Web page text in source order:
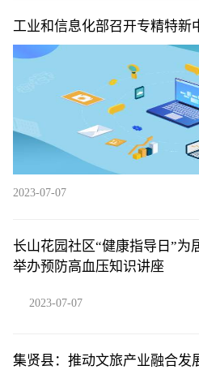
工业和信息化部召开专精特新
2023-07-07
长山花园社区“健康指导日”为
举办预防高血压知识讲座
2023-07-07
集贤县：推动文旅产业融合发